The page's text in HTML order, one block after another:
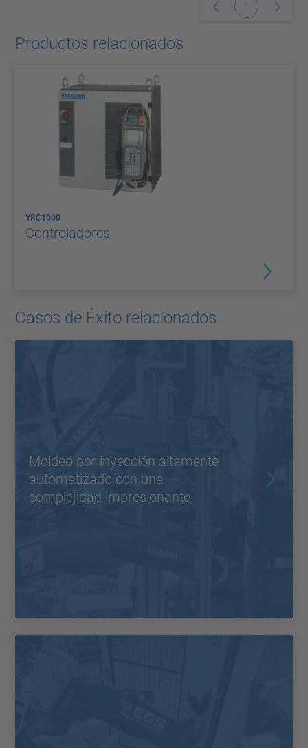
1
Productos relacionados
YRC1000
Controladores
Casos de Éxito relacionados
Moldeo por inyección altamente
automatizado con una
complejidad impresionante